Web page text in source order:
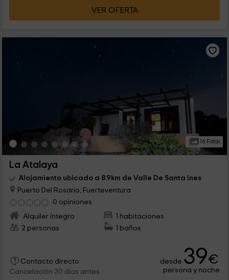
VER OFERTA
16 Fotos
La Atalaya
Alojamiento ubicado a 8.9km de Valle De Santa Ines
Puerto Del Rosario, Fuerteventura
0 opiniones
Alquiler íntegro
1 habitaciones
2 personas
1 baños
Contacto directo
Cancelación 30 días antes
desde 39€
persona y noche